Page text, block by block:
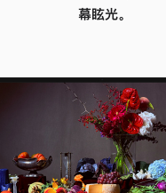
幕眩光。